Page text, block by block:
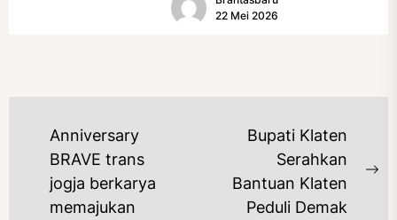
(17/5/2026). Rangkaian kegiatan
dibuka...
22 Mei 2026
NAVIGASI
POS
Anniversary
BRAVE trans
jogja berkarya
memajukan
Bupati Klaten
Serahkan
Bantuan Klaten
Peduli Demak